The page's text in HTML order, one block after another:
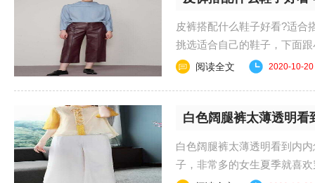
皮裤搭配什么鞋子好看?适合
挑选适合自己的鞋子，下
鞋 同皮裤一样......
阅读全文 2020-10-20
白色阔腿裤太薄透明
白色阔腿裤太薄透明看到内
子，非常多的女生夏季就喜